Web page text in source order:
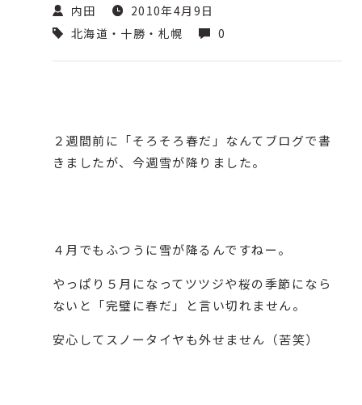
内田
2010年4月9日
北海道・十勝・札幌
0
２週間前に「そろそろ春だ」なんてブログで書
きましたが、今週雪が降りました。
４月でもふつうに雪が降るんですねー。
やっぱり５月になってツツジや桜の季節になら
ないと「完璧に春だ」と言い切れません。
安心してスノータイヤも外せません（苦笑）